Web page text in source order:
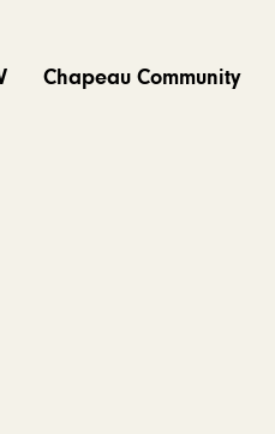
Chapeau Community